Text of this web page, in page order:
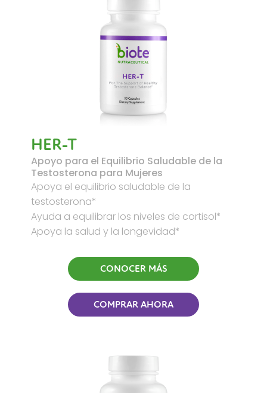
HER-T
Apoyo para el Equilibrio Saludable de la
Testosterona para Mujeres
Apoya el equilibrio saludable de la
testosterona*
Ayuda a equilibrar los niveles de cortisol*
Apoya la salud y la longevidad*
CONOCER MÁS
COMPRAR AHORA